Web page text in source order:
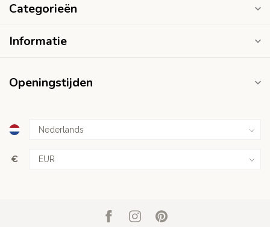
Categorieën
Informatie
Openingstijden
€